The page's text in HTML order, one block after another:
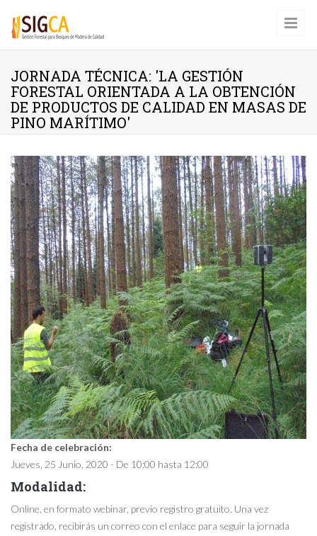
JORNADA TÉCNICA: 'LA GESTIÓN
FORESTAL ORIENTADA A LA OBTENCIÓN
DE PRODUCTOS DE CALIDAD EN MASAS DE
PINO MARÍTIMO'
Fecha de celebración:
Jueves, 25 Junio, 2020 - De 10:00 hasta 12:00
Modalidad:
Online, en formato webinar, previo registro gratuito. Una vez
registrado, recibirás un correo con el enlace para seguir la jornada